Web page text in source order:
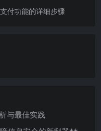
付功能的详细步骤
与最佳实践